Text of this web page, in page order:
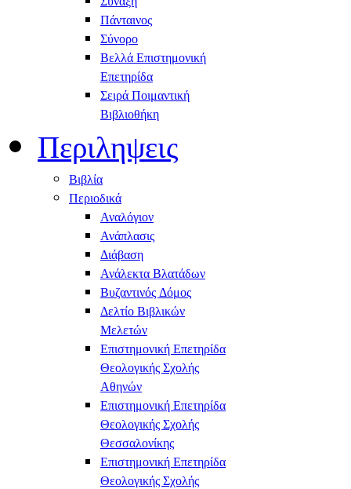
Πάνταινος
Σύνορο
Βελλά Επιστημονική
Επετηρίδα
Σειρά Ποιμαντική
Βιβλιοθήκη
Περιληψεις
Βιβλία
Περιοδικά
Αναλόγιον
Ανάπλασις
Διάβαση
Ανάλεκτα Βλατάδων
Βυζαντινός Δόμος
Δελτίο Βιβλικών
Μελετών
Επιστημονική Επετηρίδα
Θεολογικής Σχολής
Αθηνών
Επιστημονική Επετηρίδα
Θεολογικής Σχολής
Θεσσαλονίκης
Επιστημονική Επετηρίδα
Θεολογικής Σχολής